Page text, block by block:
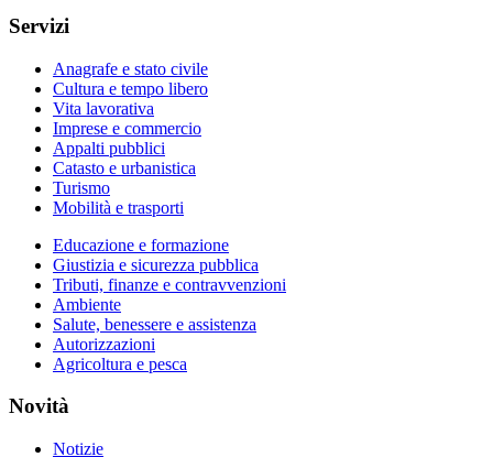
Servizi
Anagrafe e stato civile
Cultura e tempo libero
Vita lavorativa
Imprese e commercio
Appalti pubblici
Catasto e urbanistica
Turismo
Mobilità e trasporti
Educazione e formazione
Giustizia e sicurezza pubblica
Tributi, finanze e contravvenzioni
Ambiente
Salute, benessere e assistenza
Autorizzazioni
Agricoltura e pesca
Novità
Notizie